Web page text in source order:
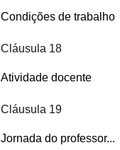
Condições de trabalho
Cláusula 18
Atividade docente
Cláusula 19
Jornada do professor...